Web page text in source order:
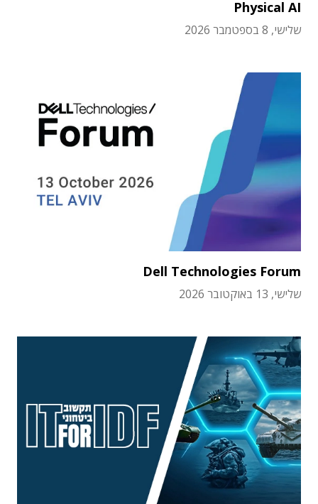
Physical AI
שלישי, 8 בספטמבר 2026
Dell Technologies Forum
שלישי, 13 באוקטובר 2026